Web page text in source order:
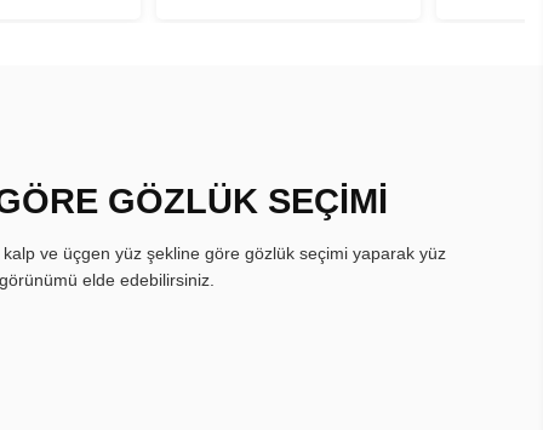
GÖZLÜK SEÇİMİ
ve üçgen yüz şekline göre gözlük seçimi yaparak yüz
elde edebilirsiniz.